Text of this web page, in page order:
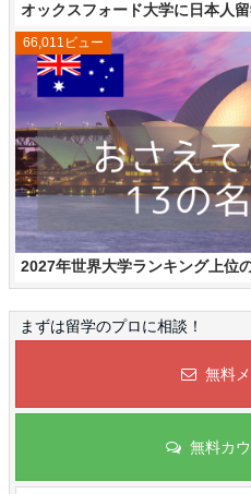
オックスフォード大学に日本人
2027年世界大学ランキング上位
66,011ビュー
まずは留学のプロに相談！
無料
無料カ